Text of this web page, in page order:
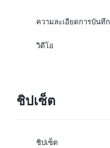
ความละเอียดการบันทึก
วิดีโอ
ชิปเซ็ต
ชิปเซ็ต